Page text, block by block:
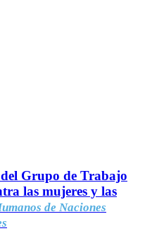
Grupo de Trabajo
las mujeres y las
de Naciones